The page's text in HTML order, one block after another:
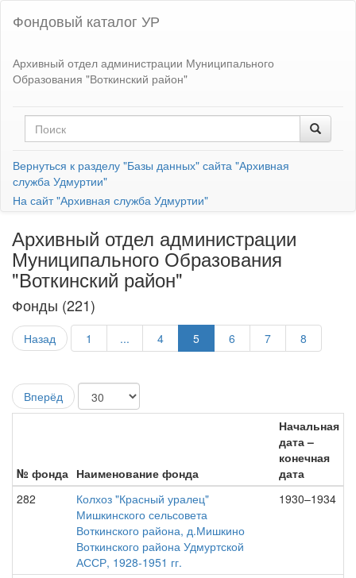
Фондовый каталог УР
Архивный отдел администрации Муниципального
Образования "Воткинский район"
Вернуться к разделу "Базы данных" сайта "Архивная
служба Удмуртии"
На сайт "Архивная служба Удмуртии"
Архивный отдел администрации
Муниципального Образования
"Воткинский район"
Фонды (221)
Назад 1 ... 4 5 6 7 8
Вперёд
№ фонда Наименование фонда
Начальная
дата –
конечная
дата
282
Колхоз "Красный уралец"
Мишкинского сельсовета
Воткинского района, д.Мишкино
Воткинского района Удмуртской
АССР, 1928-1951 гг.
1930–1934